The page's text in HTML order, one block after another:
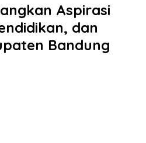
Aspirasi
dan
Bandung